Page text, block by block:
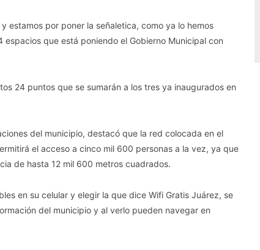
estamos por poner la señaletica, como ya lo hemos
que está poniendo el Gobierno Municipal con
24 puntos que se sumarán a los tres ya inaugurados en
del municipio, destacó que la red colocada en el
el acceso a cinco mil 600 personas a la vez, ya que
de hasta 12 mil 600 metros cuadrados.
en su celular y elegir la que dice Wifi Gratis Juárez, se
del municipio y al verlo pueden navegar en